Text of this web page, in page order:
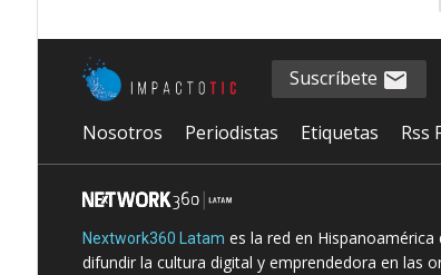
Suscríbete
Nosotros Periodistas Etiquetas Rss
Nextwork360 Latam es la red en
difundir la cultura digital y emprendedora en las